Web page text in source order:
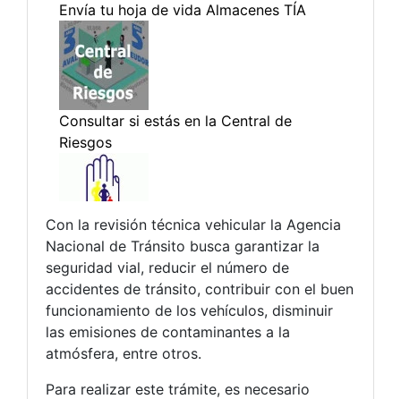
Con la revisión técnica vehicular la Agencia
Nacional de Tránsito busca garantizar la
seguridad vial, reducir el número de
accidentes de tránsito, contribuir con el buen
funcionamiento de los vehículos, disminuir
las emisiones de contaminantes a la
atmósfera, entre otros.
Para realizar este trámite, es necesario